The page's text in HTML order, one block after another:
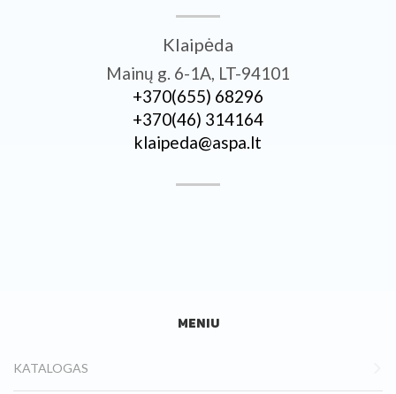
Klaipėda
Mainų g. 6-1A, LT-94101
+370­(655) 68296
+370­(46) 314164
klaipeda@aspa.lt
MENIU
KATALOGAS